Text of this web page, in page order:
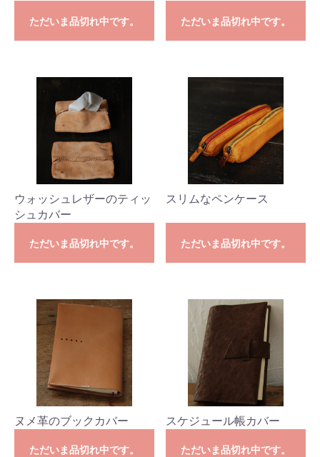
ただいま品切れ中です。 ただいま品切れ中です。
ウォッシュレザーのティッ
シュカバー
ただいま品切れ中です。
スリムなペンケース
ただいま品切れ中です。
ヌメ革のブックカバー
ただいま品切れ中です。
スケジュール帳カバー
ただいま品切れ中です。